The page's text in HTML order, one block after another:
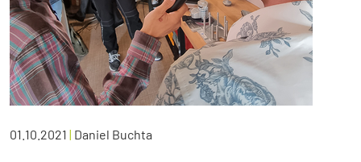
01.10.2021 | Daniel Buchta